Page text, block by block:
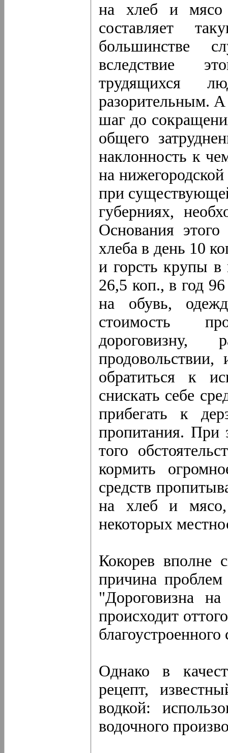
на хлеб и мясо
составляет
большинстве
вследствие
трудящихся
разорительным. А
шаг до
общего
наклонность к
на
при
губерниях,
Основания
хлеба в день 10
и горсть крупы
26,5 коп., в год
на обувь,
стоимость
дороговизну,
обратиться к
снискать себе
прибегать к
пропитания. При
того
кормить
средств
на хлеб и
некоторых
Кокорев вполне
причина
"Дороговизна
происходит
благоустроенного
Однако в
рецепт,
водкой:
водочного